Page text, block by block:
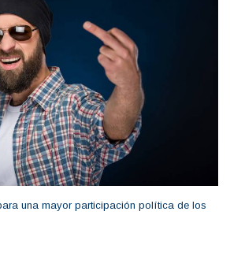
una mayor participación política de los